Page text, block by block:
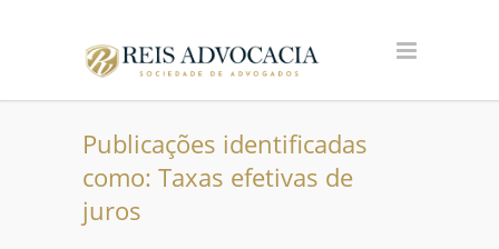
Publicações identificadas
como: Taxas efetivas de
juros